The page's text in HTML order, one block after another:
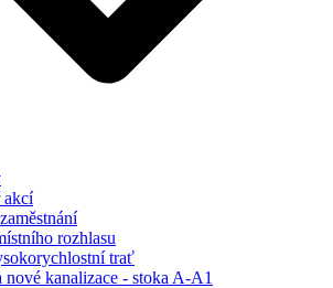
akcí
rozhlasu
trať
nové kanalizace - stoka A-A1